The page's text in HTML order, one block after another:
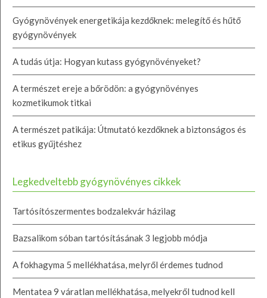
Gyógynövények energetikája kezdőknek: melegítő és hűtő
gyógynövények
A tudás útja: Hogyan kutass gyógynövényeket?
A természet ereje a bőrödön: a gyógynövényes
kozmetikumok titkai
A természet patikája: Útmutató kezdőknek a biztonságos és
etikus gyűjtéshez
Legkedveltebb gyógynövényes cikkek
Tartósítószermentes bodzalekvár házilag
Bazsalikom sóban tartósításának 3 legjobb módja
A fokhagyma 5 mellékhatása, melyről érdemes tudnod
Mentatea 9 váratlan mellékhatása, melyekről tudnod kell